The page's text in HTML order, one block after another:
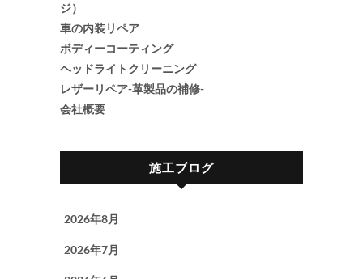
ジ）
車の内装リペア
ボディーコーティング
ヘッドライトクリーニング
レザーリペア-革製品の補修-
会社概要
施工ブログ
2026年8月
2026年7月